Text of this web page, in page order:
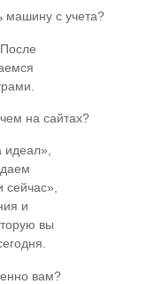
машину с учета?
на сайтах?
идеал»,
сейчас»,
и
вы
вам?